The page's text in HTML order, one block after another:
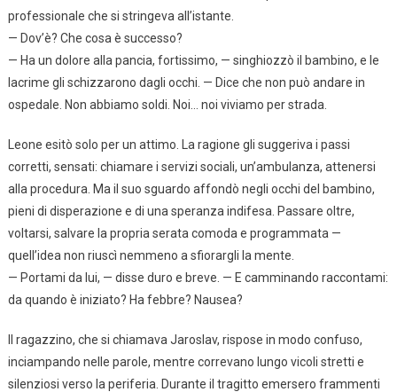
professionale che si stringeva all’istante.
— Dov’è? Che cosa è successo?
— Ha un dolore alla pancia, fortissimo, — singhiozzò il bambino, e le
lacrime gli schizzarono dagli occhi. — Dice che non può andare in
ospedale. Non abbiamo soldi. Noi… noi viviamo per strada.
Leone esitò solo per un attimo. La ragione gli suggeriva i passi
corretti, sensati: chiamare i servizi sociali, un’ambulanza, attenersi
alla procedura. Ma il suo sguardo affondò negli occhi del bambino,
pieni di disperazione e di una speranza indifesa. Passare oltre,
voltarsi, salvare la propria serata comoda e programmata —
quell’idea non riuscì nemmeno a sfiorargli la mente.
— Portami da lui, — disse duro e breve. — E camminando raccontami:
da quando è iniziato? Ha febbre? Nausea?
Il ragazzino, che si chiamava Jaroslav, rispose in modo confuso,
inciampando nelle parole, mentre correvano lungo vicoli stretti e
silenziosi verso la periferia. Durante il tragitto emersero frammenti